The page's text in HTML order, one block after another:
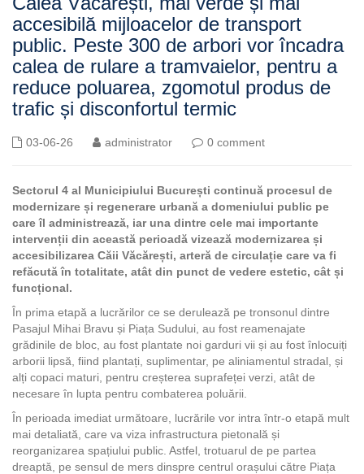
accesibilă mijloacelor de transport
public. Peste 300 de arbori vor încadra
calea de rulare a tramvaielor, pentru a
reduce poluarea, zgomotul produs de
trafic și disconfortul termic
03-06-26 administrator 0 comment
Sectorul 4 al Municipiului București continuă procesul de
modernizare și regenerare urbană a domeniului public pe
care îl administrează, iar una dintre cele mai importante
intervenții din această perioadă vizează modernizarea și
accesibilizarea Căii Văcărești, arteră de circulație care va fi
refăcută în totalitate, atât din punct de vedere estetic, cât și
funcțional.
În prima etapă a lucrărilor ce se derulează pe tronsonul dintre
Pasajul Mihai Bravu și Piața Sudului, au fost reamenajate
grădinile de bloc, au fost plantate noi garduri vii și au fost înlocuiți
arborii lipsă, fiind plantați, suplimentar, pe aliniamentul stradal, și
alți copaci maturi, pentru creșterea suprafeței verzi, atât de
necesare în lupta pentru combaterea poluării.
În perioada imediat următoare, lucrările vor intra într-o etapă mult
mai detaliată, care va viza infrastructura pietonală și
reorganizarea spațiului public. Astfel, trotuarul de pe partea
dreaptă, pe sensul de mers dinspre centrul orașului către Piața